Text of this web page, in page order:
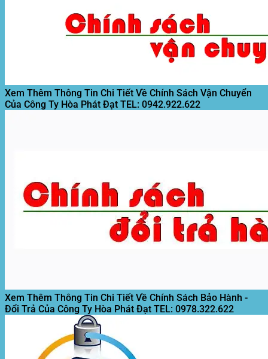
Xem Thêm Thông Tin Chi Tiết Về Chính Sách Vận Chuyển
Của Công Ty Hòa Phát Đạt TEL: 0942.922.622
Xem Thêm Thông Tin Chi Tiết Về Chính Sách Bảo Hành -
Đổi Trả Của Công Ty Hòa Phát Đạt TEL: 0978.322.622